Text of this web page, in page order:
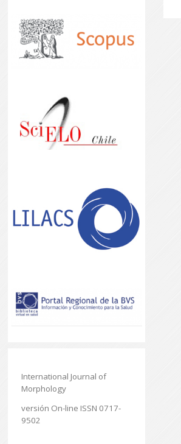
International Journal of
Morphology
versión On-line ISSN 0717-
9502